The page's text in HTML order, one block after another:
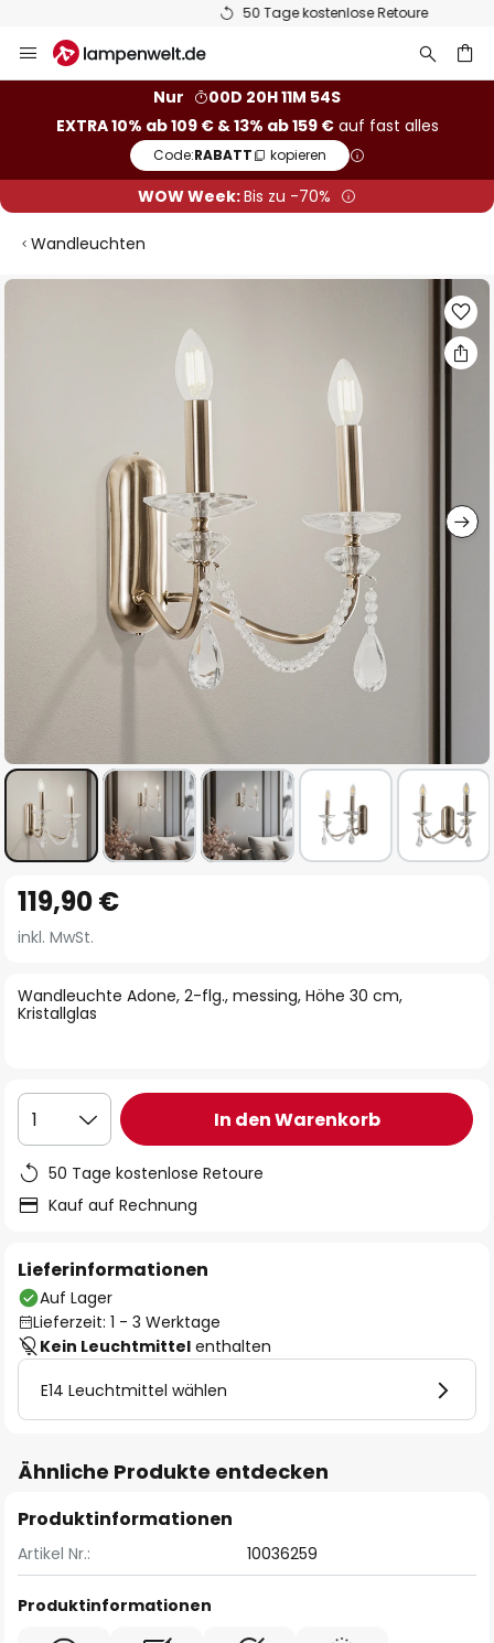
50 Tage kostenlose Retoure
Inhalt
Nur
00D 20H 11M 54S
EXTRA 10% ab 109 € & 13% ab 159 €auf fast alles
Code:RABATT kopieren
WOW Week:Bis zu -70%
Wandleuchten
Zum
Anfang
der
springen
Wandleuchte Adone, 2-flg., messing, Höhe 30 cm,
Kristallglas
119,90 €
inkl. MwSt.
1 In den Warenkorb
50 Tage kostenlose Retoure
Kauf auf Rechnung
Lieferinformationen
Auf Lager
Lieferzeit: 1 - 3 Werktage
Kein Leuchtmittel enthalten
E14 Leuchtmittel wählen
Ähnliche Produkte entdecken
Produktinformationen
Artikel Nr.: 10036259
Produktinformationen